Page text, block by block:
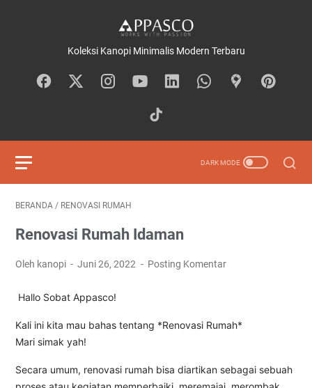
Koleksi Kanopi Minimalis Modern Terbaru
BERANDA / RENOVASI RUMAH
Renovasi Rumah Idaman
Oleh kanopi Juni 26, 2022 Posting Komentar
Hallo Sobat Appasco!
Kali ini kita mau bahas tentang *Renovasi Rumah*
Mari simak yah!
Secara umum, renovasi rumah bisa diartikan sebagai sebuah